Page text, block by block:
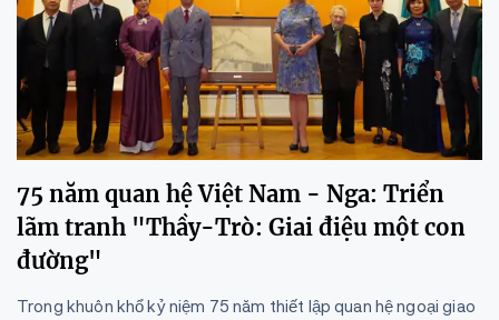
75 năm quan hệ Việt Nam - Nga: Triển
lãm tranh "Thầy-Trò: Giai điệu một con
đường"
Trong khuôn khổ kỷ niệm 75 năm thiết lập quan hệ ngoại giao